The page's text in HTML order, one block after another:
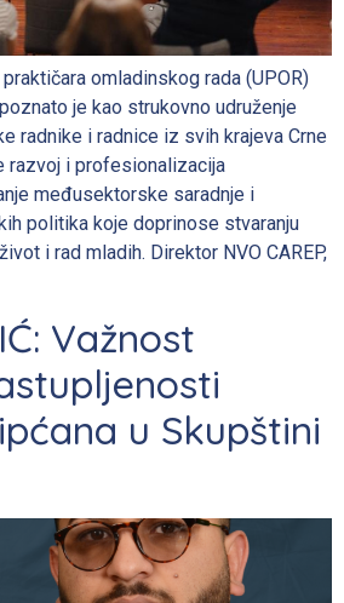
omladinskog rada (UPOR)
je kao strukovno udruženje
radnike i radnice iz svih krajeva Crne
razvoj i profesionalizacija
međusektorske saradnje i
politika koje doprinose stvaranju
i rad mladih. Direktor NVO CAREP,
Važnost
u Skupštini